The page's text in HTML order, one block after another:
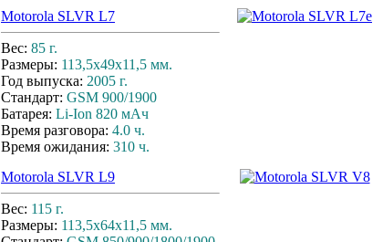
Motorola SLVR L7
Вес: 85 г.
Размеры: 113,5x49x11,5 мм.
Год выпуска: 2005 г.
Стандарт: GSM 900/1900
Батарея: Li-Ion 820 мАч
Время разговора: 4.0 ч.
Время ожидания: 310 ч.
Motorola SLVR L9
Вес: 115 г.
Размеры: 113,5x64x11,5 мм.